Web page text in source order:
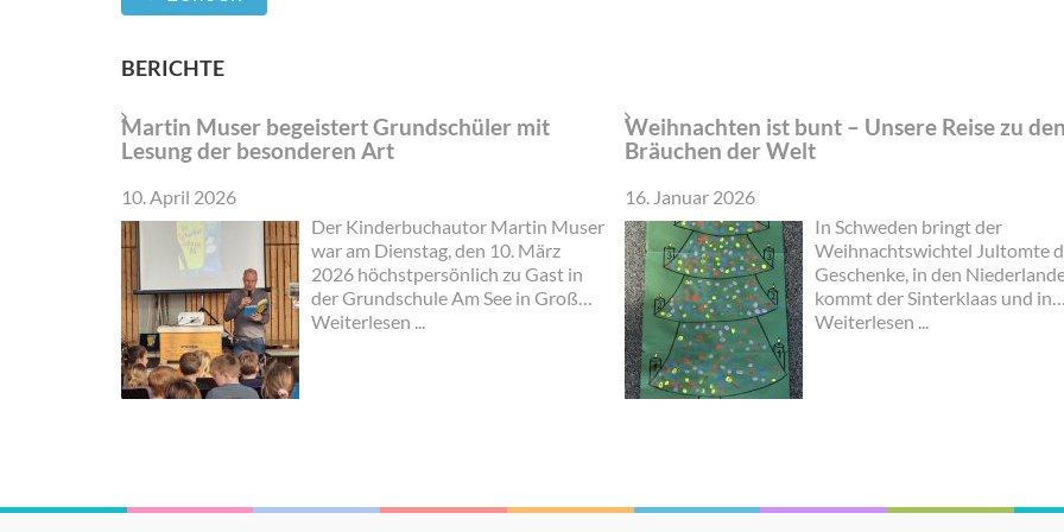
BERICHTE
Martin Muser begeistert Grundschüler mit
Lesung der besonderen Art
10. April 2026
Der Kinderbuchautor Martin Muser
war am Dienstag, den 10. März
2026 höchstpersönlich zu Gast in
der Grundschule Am See in Groß
Twülpstedt und bot den Kindern
Weiterlesen ...
Weihnachten ist bunt – Unsere Reise zu den
Bräuchen der Welt
16. Januar 2026
In Schweden bringt der
Weihnachtswichtel Jultomte
Geschenke, in den
kommt der Sinterklaas und in
England Father Christmas. In
Weiterlesen ...